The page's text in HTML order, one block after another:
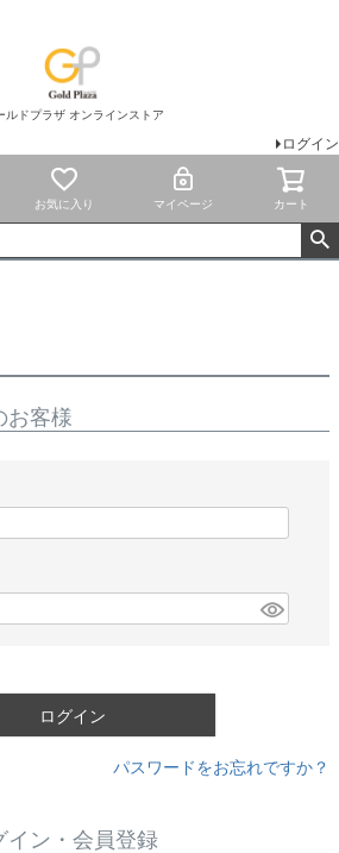
ルドプラザ オンラインストア
ログイン
お気に入り マイページ カート
お客様
ログイン
パスワードをお忘れですか？
イン・会員登録